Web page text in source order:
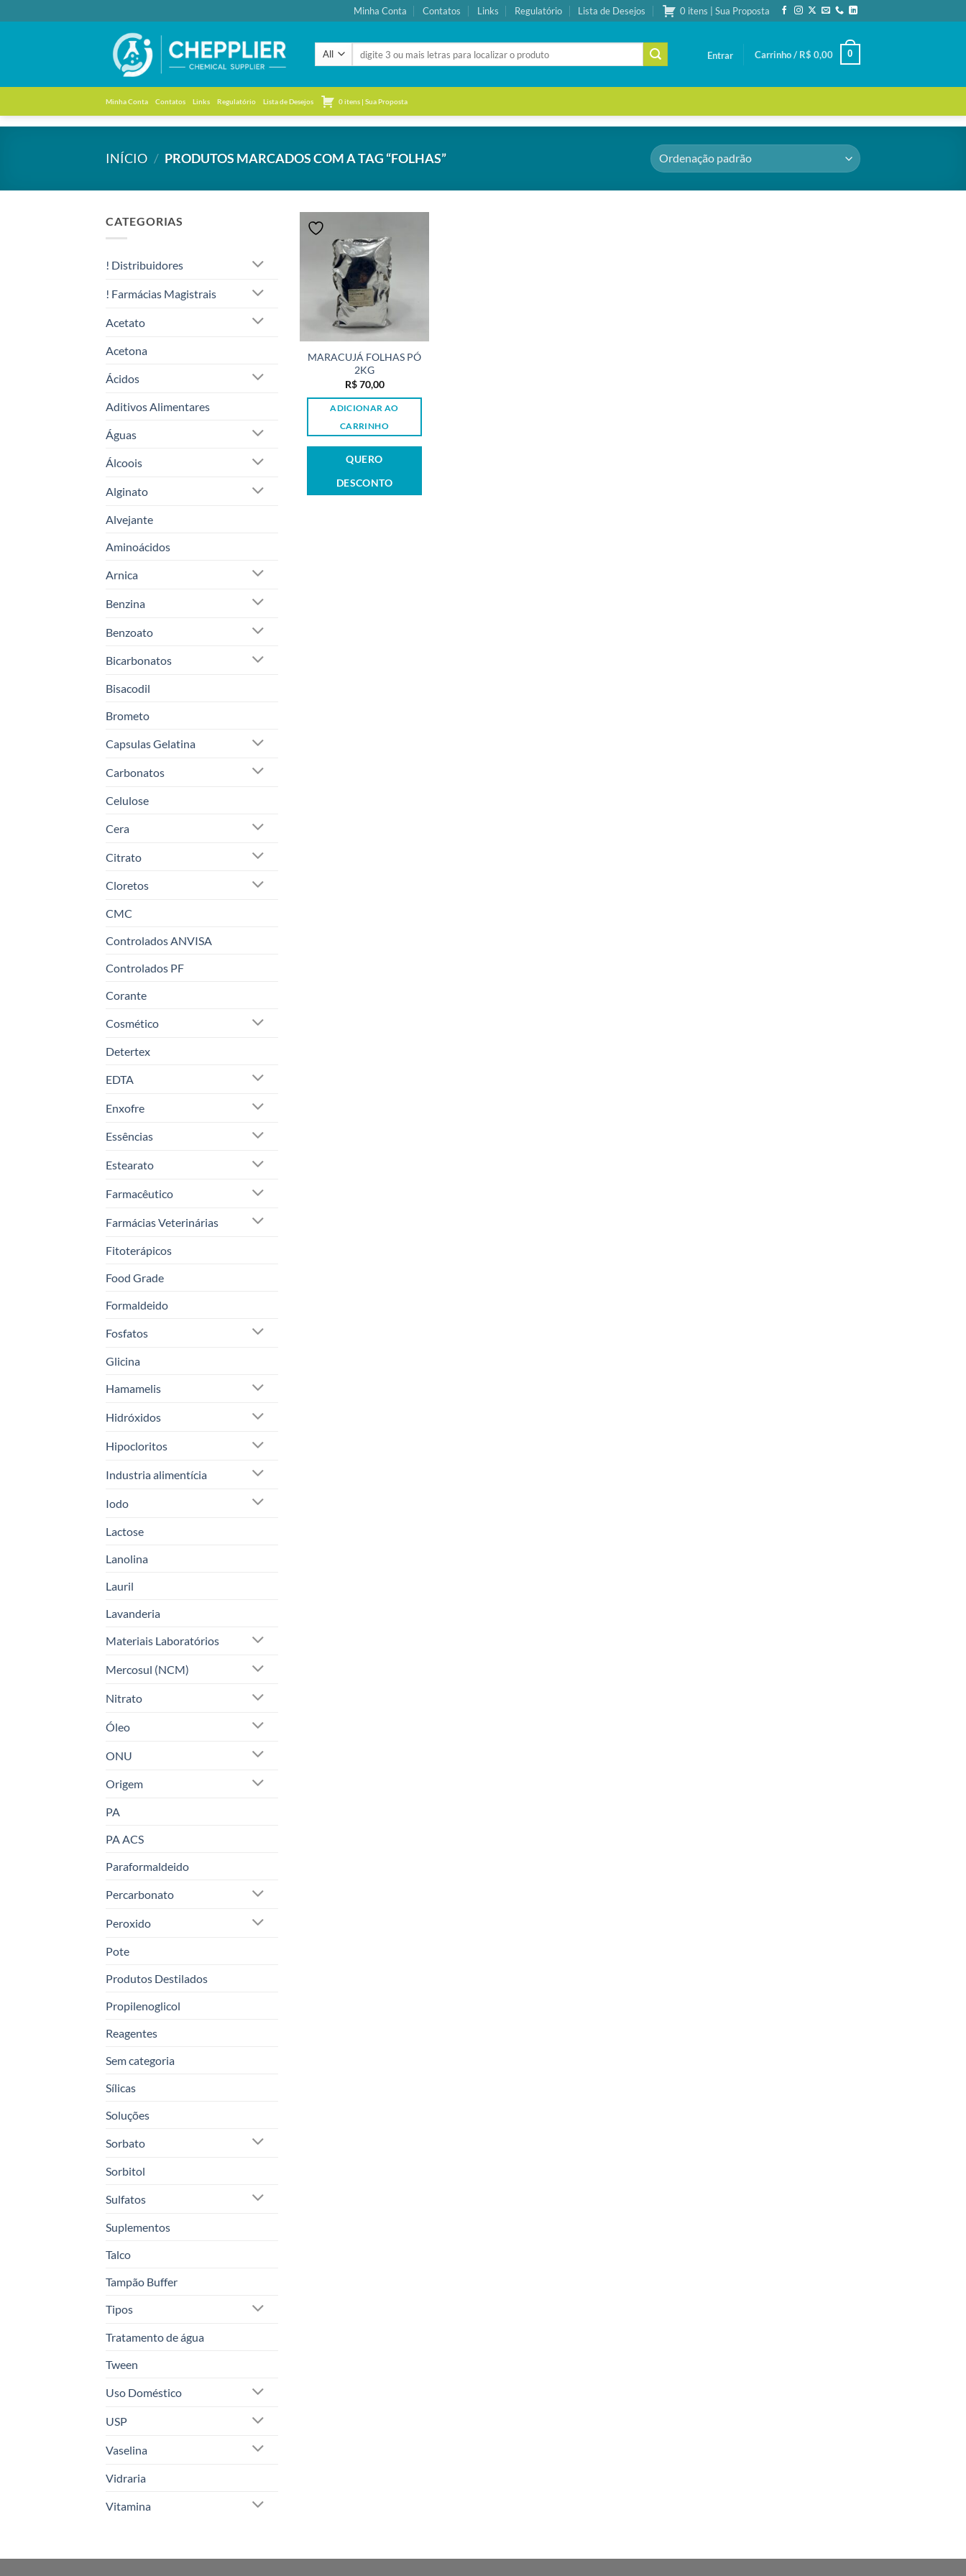
to
Minha Conta Contatos Links Regulatório Lista de Desejos 0 itens | Sua Proposta
por:
Entrar Carrinho / R$ 0,00 0
Minha Conta Contatos Links Regulatório Lista de Desejos 0 itens | Sua Proposta
INÍCIO / PRODUTOS MARCADOS COM A TAG “FOLHAS”
CATEGORIAS
! Distribuidores
! Farmácias Magistrais
Acetato
Acetona
Ácidos
Aditivos Alimentares
Águas
Álcoois
Alginato
Alvejante
Aminoácidos
Arnica
Benzina
Benzoato
Bicarbonatos
Bisacodil
Brometo
Capsulas Gelatina
Carbonatos
Celulose
Cera
Citrato
Cloretos
CMC
Controlados ANVISA
Controlados PF
Corante
Cosmético
Detertex
EDTA
Enxofre
Essências
Estearato
Farmacêutico
Farmácias Veterinárias
Fitoterápicos
Food Grade
Formaldeido
Fosfatos
Glicina
Hamamelis
Hidróxidos
Hipocloritos
Industria alimentícia
Iodo
Lactose
Lanolina
Lauril
Lavanderia
Materiais Laboratórios
Mercosul (NCM)
Nitrato
Óleo
ONU
Origem
PA
PA ACS
Paraformaldeido
Percarbonato
Peroxido
Pote
Produtos Destilados
Propilenoglicol
Reagentes
Sem categoria
Sílicas
Soluções
Sorbato
Sorbitol
Sulfatos
Suplementos
Talco
Tampão Buffer
Tipos
Tratamento de água
Tween
Uso Doméstico
USP
Vaselina
Vidraria
Vitamina
MARACUJÁ FOLHAS PÓ
2KG
R$70,00
ADICIONAR AO
CARRINHO
QUERO
DESCONTO